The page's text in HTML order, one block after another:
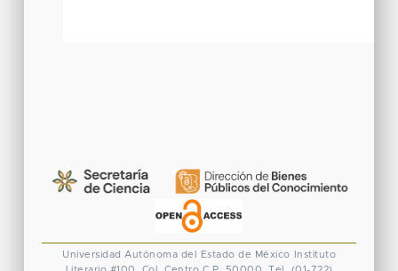
Universidad Autónoma del Estado de México
Instituto